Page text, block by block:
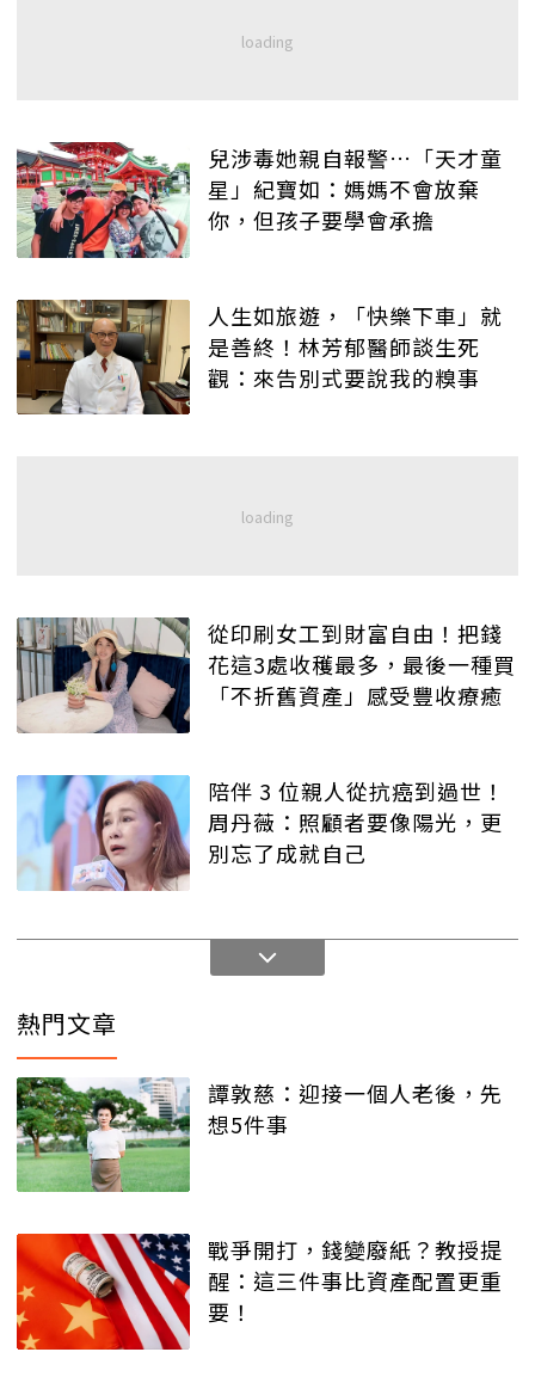
兒涉毒她親自報警…「天才童
星」紀寶如：媽媽不會放棄
你，但孩子要學會承擔
人生如旅遊，「快樂下車」就
是善終！林芳郁醫師談生死
觀：來告別式要說我的糗事
從印刷女工到財富自由！把錢
花這3處收穫最多，最後一種買
「不折舊資產」感受豐收療癒
陪伴 3 位親人從抗癌到過世！
周丹薇：照顧者要像陽光，更
別忘了成就自己
熱門文章
譚敦慈：迎接一個人老後，先
想5件事
戰爭開打，錢變廢紙？教授提
醒：這三件事比資產配置更重
要！